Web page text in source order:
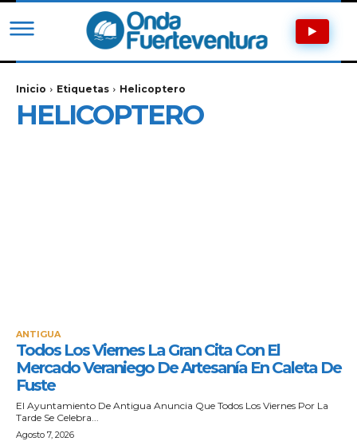
Inicio Etiquetas Helicoptero
HELICOPTERO
ANTIGUA
Todos Los Viernes La Gran Cita Con El
Mercado Veraniego De Artesanía En Caleta De
Fuste
El Ayuntamiento De Antigua Anuncia Que Todos Los Viernes Por La
Tarde Se Celebra...
Agosto 7, 2026